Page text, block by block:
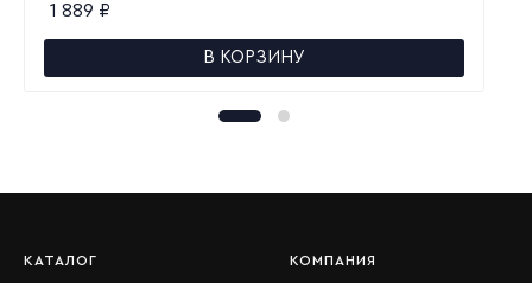
1 889 ₽
В КОРЗИНУ
КАТАЛОГ КОМПАНИЯ